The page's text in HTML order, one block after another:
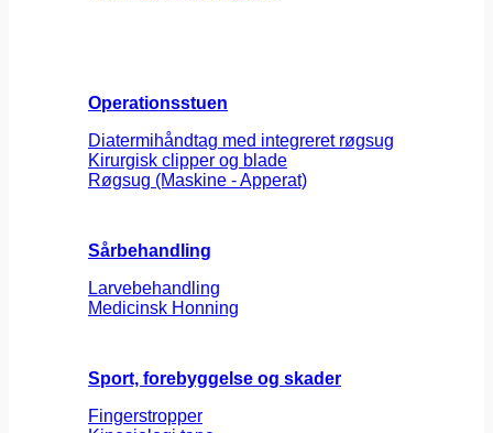
Operationsstuen
Diatermihåndtag med integreret røgsug
Kirurgisk clipper og blade
Røgsug (Maskine - Apperat)
Sårbehandling
Larvebehandling
Medicinsk Honning
Sport, forebyggelse og skader
Fingerstropper